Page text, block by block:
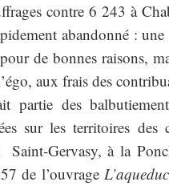
contre 6 243 à
abandonné :
de bonnes raisons,
aux frais des
partie des
sur les territoires
Gervasy, à la
de l’ouvrage